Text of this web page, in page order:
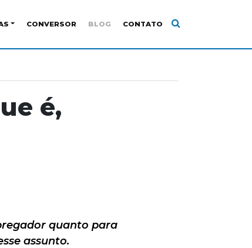
CONVERSOR BLOG CONTATO
é,
quanto para
assunto.